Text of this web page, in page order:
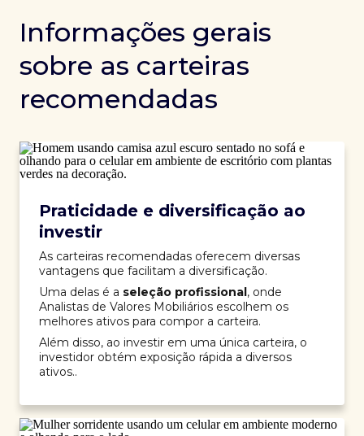
Informações gerais
sobre as carteiras
recomendadas
Praticidade e diversificação ao
investir
As carteiras recomendadas oferecem diversas
vantagens que facilitam a diversificação.
Uma delas é a seleção profissional, onde
Analistas de Valores Mobiliários escolhem os
melhores ativos para compor a carteira.
Além disso, ao investir em uma única carteira, o
investidor obtém exposição rápida a diversos
ativos..